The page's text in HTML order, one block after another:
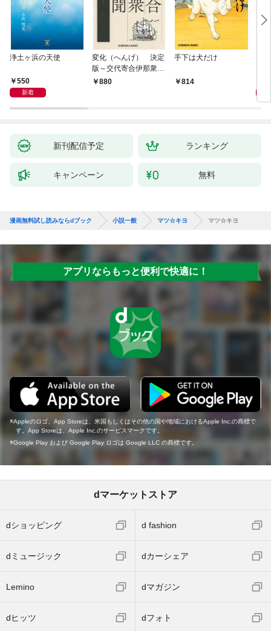
浄土ヶ浜の天使
550
新着
変化（へんげ） 決定
版～交代寄合伊那衆異
聞（1）～
880
手下は犬だけ
814
新刊配信予定 ランキング
キャンペーン 無料
漫画無料試し読みならdブック 小説一般 マツ☆キヨ マツ☆キヨ
アプリならもっと便利で快適に！
Appleのロゴ、App Storeは、米国もしくはその他の国や地域におけるApple Inc.の商標で
す。App Storeは、Apple Inc.のサービスマークです。
Google Play および Google Play ロゴは Google LLC の商標です。
dマーケットストア
dショッピング d fashion
dミュージック dカーシェア
Lemino dマガジン
dヒッツ dフォト